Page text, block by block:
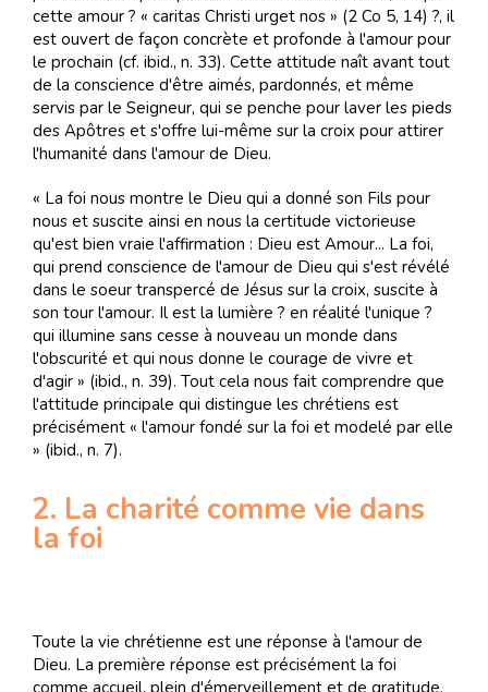
cette amour ? « caritas Christi urget nos » (2 Co 5, 14) ?, il
est ouvert de façon concrète et profonde à l'amour pour
le prochain (cf. ibid., n. 33). Cette attitude naît avant tout
de la conscience d'être aimés, pardonnés, et même
servis par le Seigneur, qui se penche pour laver les pieds
des Apôtres et s'offre lui-même sur la croix pour attirer
l'humanité dans l'amour de Dieu.
« La foi nous montre le Dieu qui a donné son Fils pour
nous et suscite ainsi en nous la certitude victorieuse
qu'est bien vraie l'affirmation : Dieu est Amour... La foi,
qui prend conscience de l'amour de Dieu qui s'est révélé
dans le soeur transpercé de Jésus sur la croix, suscite à
son tour l'amour. Il est la lumière ? en réalité l'unique ?
qui illumine sans cesse à nouveau un monde dans
l'obscurité et qui nous donne le courage de vivre et
d'agir » (ibid., n. 39). Tout cela nous fait comprendre que
l'attitude principale qui distingue les chrétiens est
précisément « l'amour fondé sur la foi et modelé par elle
» (ibid., n. 7).
2. La charité comme vie dans
la foi
Toute la vie chrétienne est une réponse à l'amour de
Dieu. La première réponse est précisément la foi
comme accueil, plein d'émerveillement et de gratitude,